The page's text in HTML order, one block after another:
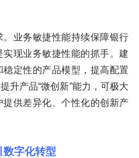
业务敏捷性能持续保障银行
现业务敏捷性能的抓手。建
定性的产品模型，提高配置
升产品“微创新”能力，可极大
供差异化、个性化的创新产
数字化转型